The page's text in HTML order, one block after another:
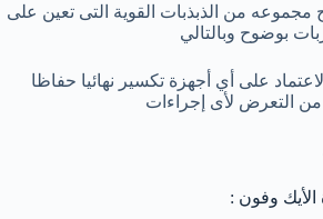
مجموعه من الذبذبات القوية التى تعين على
بوضوح وبالتالي
على أي أجهزة تكسير نهائيا حفاظا
من التعرض لأى إجراءات
الأيك وفون :